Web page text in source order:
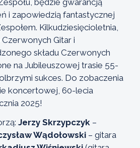
i zapowiedzią fantastycznej
Kilkudziesięcioletnia,
Gitar i
składu Czerwonych
na Jubileuszowej trasie 55-
sukces. Do zobaczenia
koncertowej, 60-lecia
2025!
Jerzy Skrzypczyk –
Wądołowski – gitara